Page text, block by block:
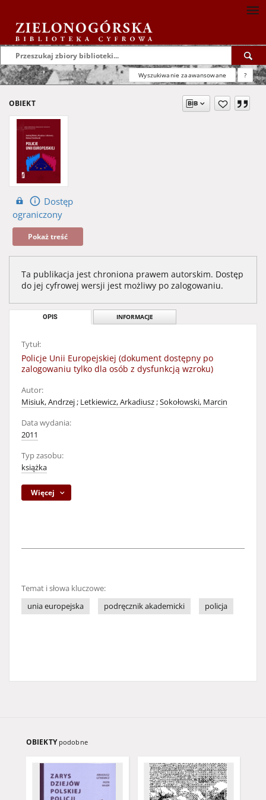
Wyszukiwanie zaawansowane ?
OBIEKT
Dostęp
ograniczony
Pokaż treść
Ta publikacja jest chroniona prawem autorskim. Dostęp
do jej cyfrowej wersji jest możliwy po zalogowaniu.
OPIS INFORMACJE
Tytuł:
Policje Unii Europejskiej (dokument dostępny po
zalogowaniu tylko dla osób z dysfunkcją wzroku)
Autor:
Misiuk, Andrzej; Letkiewicz, Arkadiusz;Sokołowski, Marcin
Data wydania:
2011
Typ zasobu:
książka
Więcej
Temat i słowa kluczowe:
unia europejska
podręcznik akademicki policja
OBIEKTY podobne